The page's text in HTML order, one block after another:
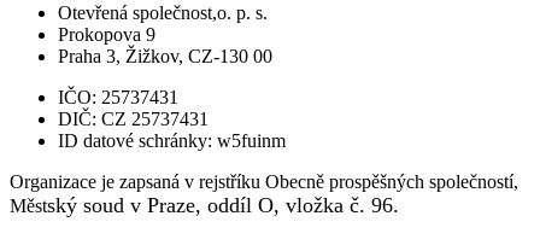
Otevřená společnost,o. p. s.
Prokopova 9
Praha 3, Žižkov, CZ-130 00
IČO: 25737431
DIČ: CZ 25737431
ID datové schránky: w5fuinm
Organizace je zapsaná v rejstříku Obecně prospěšných společností,
Městský soud v Praze, oddíl O, vložka č. 96.